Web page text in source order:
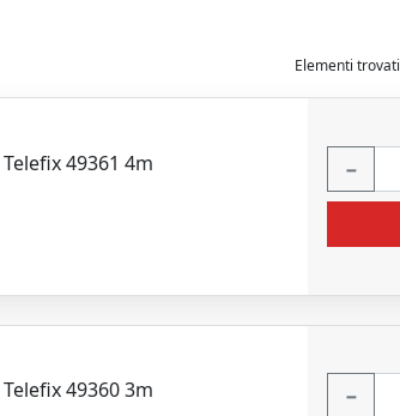
Elementi trovati
49361 4m −
49360 3m −